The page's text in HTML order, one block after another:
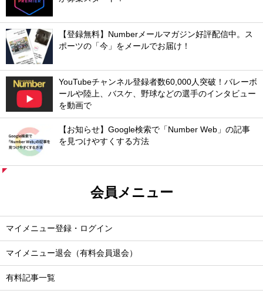
【登録無料】Numberメールマガジン好評配信中。ス
ポーツの「今」をメールでお届け！
YouTubeチャンネル登録者数60,000人突破！バレーボ
ールや陸上、バスケ、野球などの選手のインタビュー
を動画で
【お知らせ】Google検索で「Number Web」の記事
を見つけやすくする方法
会員メニュー
マイメニュー登録・ログイン
マイメニュー退会（有料会員退会）
有料記事一覧